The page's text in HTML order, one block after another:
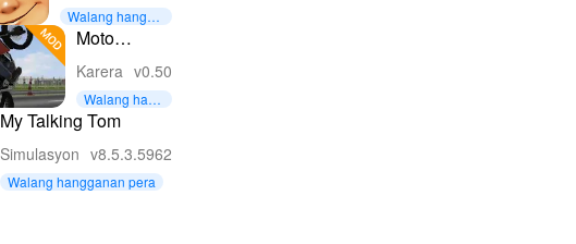
Walang hangga
nan pera
Moto
Wheelie 3D
Karera v0.50
Walang hang
ganan Curre
ncy
My Talking Tom
Simulasyon v8.5.3.5962
Walang hangganan pera